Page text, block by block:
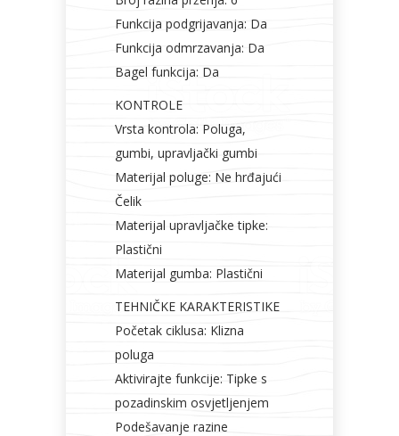
Funkcija podgrijavanja: Da
Funkcija odmrzavanja: Da
Bagel funkcija: Da
KONTROLE
Vrsta kontrola: Poluga,
gumbi, upravljački gumbi
Materijal poluge: Ne hrđajući
Čelik
Materijal upravljačke tipke:
Plastični
Materijal gumba: Plastični
TEHNIČKE KARAKTERISTIKE
Početak ciklusa: Klizna
poluga
Aktivirajte funkcije: Tipke s
pozadinskim osvjetljenjem
Podešavanje razine